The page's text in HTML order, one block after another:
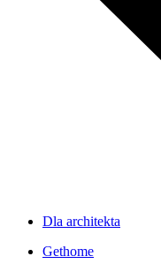
Dla architekta
Gethome